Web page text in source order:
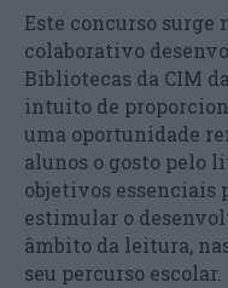
Este concurso surge
colaborativo
Bibliotecas da CIM
intuito de
uma oportunidade
alunos o gosto pelo
objetivos essenciais
estimular o
âmbito da leitura,
seu percurso escolar.